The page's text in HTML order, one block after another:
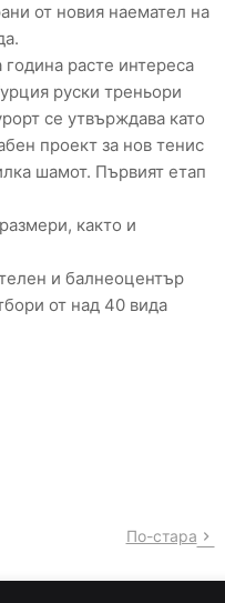
от новия наемател на
расте интереса
руски треньори
се утвърждава като
проект за нов тенис
шамот. Първият етап
както и
и балнеоцентър
от над 40 вида
По-стара